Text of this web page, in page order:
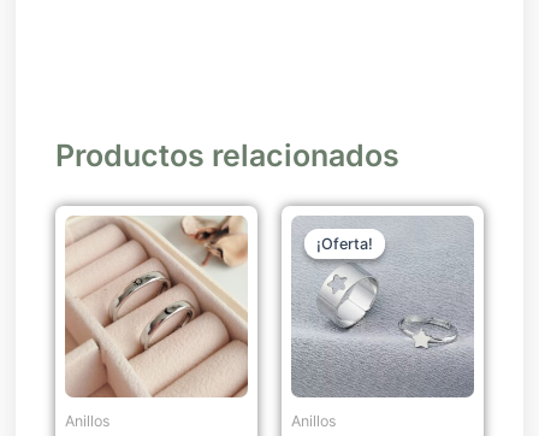
Productos relacionados
Anillos
¡Oferta!
¡Oferta!
Anillos
El
precio
original
era:
$ 300.
El
precio
actual
es:
$ 210.